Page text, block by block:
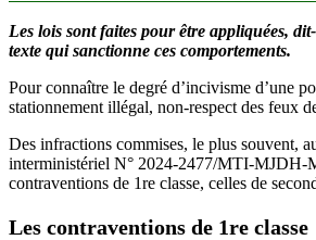
Les lois sont faites pour être appliquées,
texte qui sanctionne ces comportements.
Pour connaître le degré d’incivisme d’une
stationnement illégal, non-respect des feux
Des infractions commises, le plus souvent,
interministériel N° 2024-2477/MTI-MJDH-
contraventions de 1re classe, celles de
Les contraventions de 1re classe